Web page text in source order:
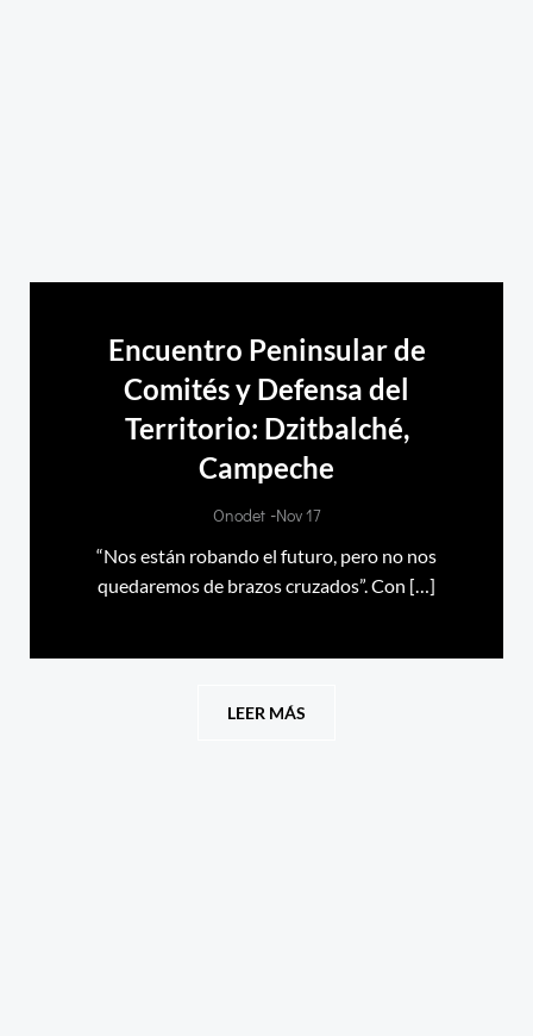
Encuentro Peninsular de
Comités y Defensa del
Territorio: Dzitbalché,
Campeche
Onodet -Nov 17
“Nos están robando el futuro, pero no nos
quedaremos de brazos cruzados”. Con […]
LEER MÁS